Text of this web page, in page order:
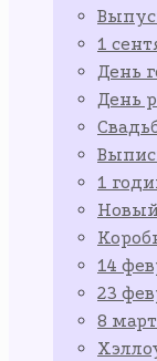
1
День
День
1
14
23
8